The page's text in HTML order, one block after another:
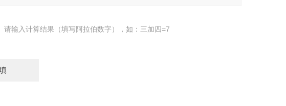
请输入计算结果（填写阿拉伯数字），如：三加四=7